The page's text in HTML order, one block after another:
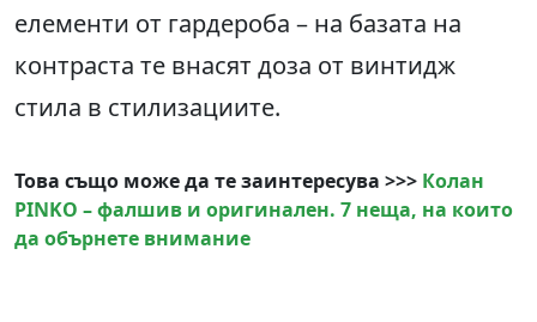
елементи от гардероба – на базата на
контраста те внасят доза от винтидж
стила в стилизациите.
Това също може да те заинтересува >>> Колан
PINKO – фалшив и оригинален. 7 неща, на които
да обърнете внимание